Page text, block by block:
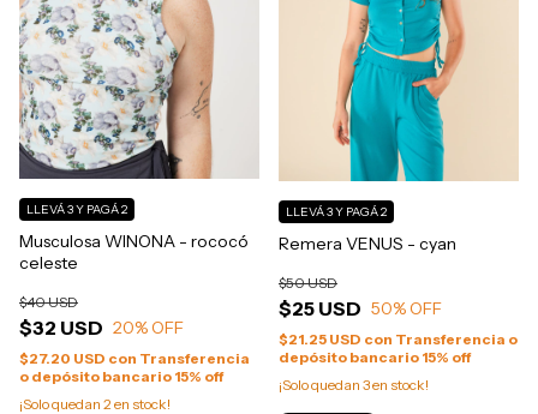
Musculosa WINONA - rococó
celeste
$32 USD
$40 USD
20% OFF
LLEVÁ 3 Y PAGÁ 2
$27.20 USD con Transferencia
o depósito bancario 15% off
¡Solo quedan 2en stock!
Remera VENUS - cyan
$25 USD
$50 USD
50% OFF
LLEVÁ 3 Y PAGÁ 2
$21.25 USD con Transferencia o
depósito bancario 15% off
¡Solo quedan 3en stock!